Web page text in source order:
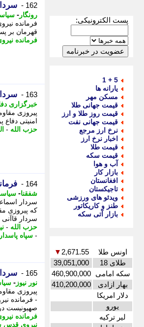
پست الکترونیکی:
5 + 1
یارانه ها
مسکن مهر
قیمت جهانی طلا
قیمت روز طلا و ارز
قیمت جهانی نفت
نرخ ارز مرجع
اخبار نرخ ارز
قیمت طلا
قیمت سکه
آب و هوا
بازار کار
افغانستان
تاجیکستان
ویدئو های ورزشی
طنز و کاریکاتور
بازار آتی سکه
اونس طلا 2,671.55
▼
طلای 18
39,051,000
سکه امامی 460,900,000
بهار ازادی
410,200,000
دلار امریکا
یورو
لیر ترکیه
162 -
رونگار -
فرمانده
قهرمان بر
فرمانده
163 -
خبرگزاری
پیروزی
امنیتی
حزب الله -
164 -
شفقنا-
سردار
که پیروزی
سردار
حزب الله -
- سپاه
165 -
نور نیوز -
پیروزی
- فرمانده
صهیونیست
فرمانده
نیروی قدس